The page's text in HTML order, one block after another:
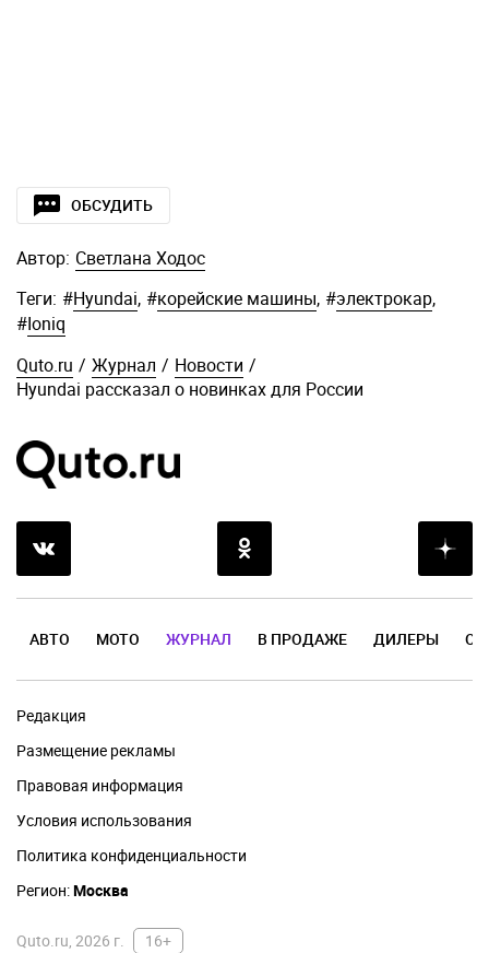
ОБСУДИТЬ
Автор: Светлана Ходос
Теги: #Hyundai, #корейские машины, #электрокар,
#Ioniq
Quto.ru / Журнал / Новости /
Hyundai рассказал о новинках для России
АВТО МОТО ЖУРНАЛ В ПРОДАЖЕ ДИЛЕРЫ
Редакция
Размещение рекламы
Правовая информация
Условия использования
Политика конфиденциальности
Регион:Москва
Quto.ru, 2026 г. 16+